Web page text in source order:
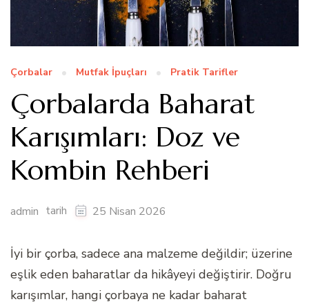
Çorbalar Mutfak İpuçları Pratik Tarifler
Çorbalarda Baharat
Karışımları: Doz ve
Kombin Rehberi
admin tarih 25 Nisan 2026
İyi bir çorba, sadece ana malzeme değildir; üzerine
eşlik eden baharatlar da hikâyeyi değiştirir. Doğru
karışımlar, hangi çorbaya ne kadar baharat